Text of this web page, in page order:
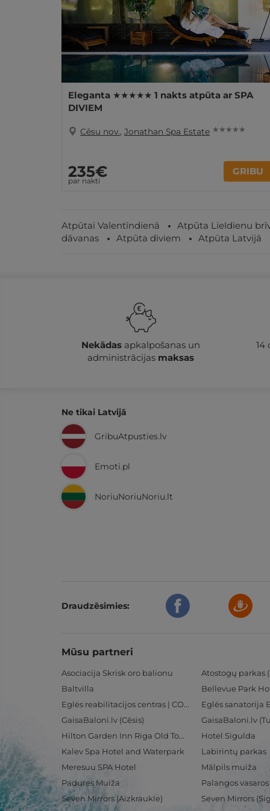
Eleganta ★★★★★ 1 nakts atpūta ar SPA
DIVIEM
Cēsu nov., Jonathan Spa Estate ★ ★ ★ ★ ★
235€
par nakti
GRIBU
Atpūtai Valentīndienā Atpūta Lieldienu
dāvanas
Atpūta diviem Atpūta Latvijā
Nekādasapkalpošanas un
administrācijas maksas
14
Ne tikai Latvijā
GribuAtpusties.lv
Emoti.pl
NoriuNoriuNoriu.lt
Draudzēsimies:
Mūsu partneri
Asociacija Skrisk oro balionu Atostogų parkas
Baltvilla
Bellevue Park
Eglės reabilitacijos centras | CORE
Eglės sanatorija
GaisaBaloni.lv (Cēsis)
GaisaBaloni.lv
Hilton Garden Inn Riga Old Town
Hotel Sigulda
Kalev Spa Hotel and Waterpark
Labirintų parkas
Meresuu SPA Hotel
Mālpils muiža
Padures Muiža
Palangos
Seven Mirrors (Aizkraukle)
Seven Mirrors